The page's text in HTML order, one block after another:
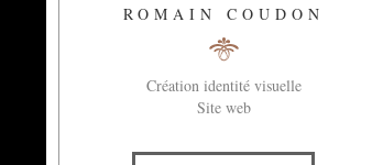
ROMAIN COUDON
Création identité visuelle
Site web